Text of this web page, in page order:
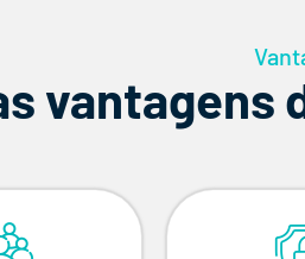
vantagens